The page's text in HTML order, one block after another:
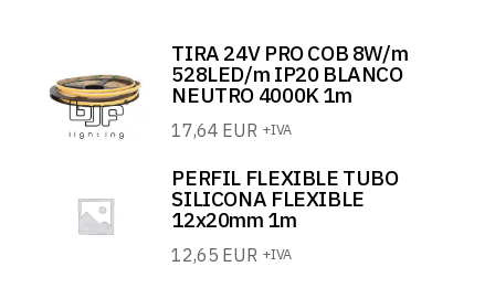
TIRA 24V PRO COB 8W/m
528LED/m IP20 BLANCO
NEUTRO 4000K 1m
17,64 EUR +IVA
PERFIL FLEXIBLE TUBO
SILICONA FLEXIBLE
12x20mm 1m
12,65 EUR +IVA